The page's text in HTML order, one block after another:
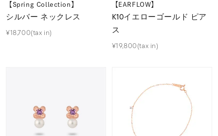
【Spring Collection】
シルバー ネックレス
¥18,700(tax in)
【EARFLOW】
K10イエローゴールド ピア
ス
¥19,800(tax in)